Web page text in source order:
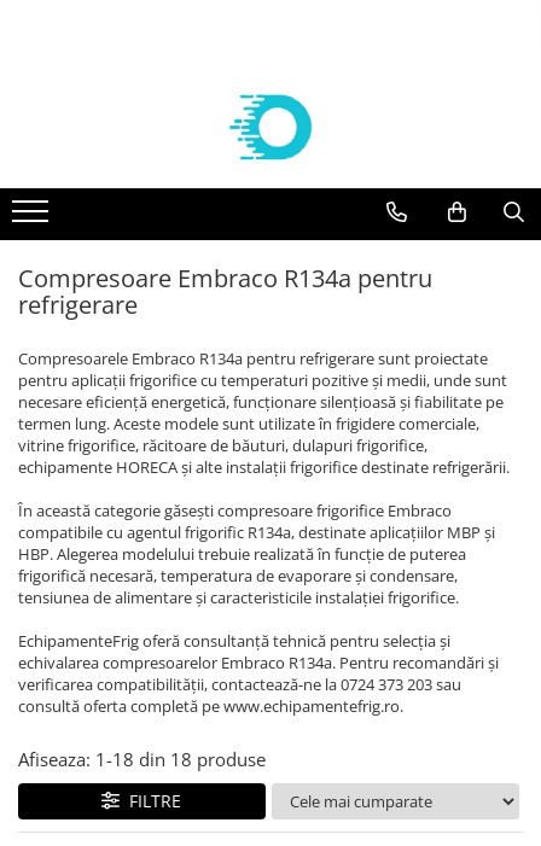
FILTRE CASTEL
Valve Solenoid
VALVE SOLENOID CASTEL
Valve Termostatice
Cartuse si carcase
CARTUSE DANFOSS
CARTUSE CASTEL
Condensatoare
Racorduri absorbtie vibratii
REZISTENTE DIGIVRARE
REZISTENTE SILICONICE
Ventilatoare
Ventilatoare EbmPapst
Ventilatoare WEIGUANG
Ventilatoare turbina
VENTILATOARE AXIALE
AGREGATE EMBRACO R 134a
AGREGATE EMBRACO R 404a
Agregate Tecumseh
AGREGATE TECUMSEH R 134a
AGREGATE TECUMSEH R 404a
Compresoare frigorifice Embraco
R404A
Compresoare frigorifice Embraco
R290
Compresoare Embraco R600a
Compresoare Embraco R134a
Compresoare Tecumseh R134a
Compresoare Tecumseh R404A
Compresoare Danfoss
Compresoare Copeland
Compresoare Cubigel
Compresoare Cubigel R134a
Compresoare Cubigel R404a
VAPORIZATOARE ECO-MODINE
Vaporizatoare ECO - Slim EVS
VAPORIZATOARE cubiceECO GCE/
CTE PAS 6 REFRIGERARE
PAS 8 REFRIGERARE/CONGELARE
VAPORIZATOARE ECO cubiceGCE
VAPORIZATOARE ECO- pas 3
dubluflux GDE refrigerare
Vaporizatoare GUNAY
Vaporizatoare CUBICE GUNAY
Vaporizatoare GUNAY UNGHIULARE
VAPORIZATOARE LU-VE
Solutii curatare/igienizare
SUPORTI AER CONDITIONAT
KITURI INSTALARE AER
CONDITIONAT
ACCESORII AER CONDITIONAT
APARATE AER CONDITIONAT
Compresoare Embraco R134a pentru
refrigerare
Compresoarele Embraco R134a pentru refrigerare sunt proiectate
pentru aplicații frigorifice cu temperaturi pozitive și medii, unde sunt
necesare eficiență energetică, funcționare silențioasă și fiabilitate pe
termen lung. Aceste modele sunt utilizate în frigidere comerciale,
vitrine frigorifice, răcitoare de băuturi, dulapuri frigorifice,
echipamente HORECA și alte instalații frigorifice destinate refrigerării.
În această categorie găsești compresoare frigorifice Embraco
compatibile cu agentul frigorific R134a, destinate aplicațiilor MBP și
HBP. Alegerea modelului trebuie realizată în funcție de puterea
frigorifică necesară, temperatura de evaporare și condensare,
tensiunea de alimentare și caracteristicile instalației frigorifice.
EchipamenteFrig oferă consultanță tehnică pentru selecția și
echivalarea compresoarelor Embraco R134a. Pentru recomandări și
verificarea compatibilității, contactează-ne la 0724 373 203 sau
consultă oferta completă pe www.echipamentefrig.ro.
Afiseaza: 1-18 din 18 produse
FILTRE